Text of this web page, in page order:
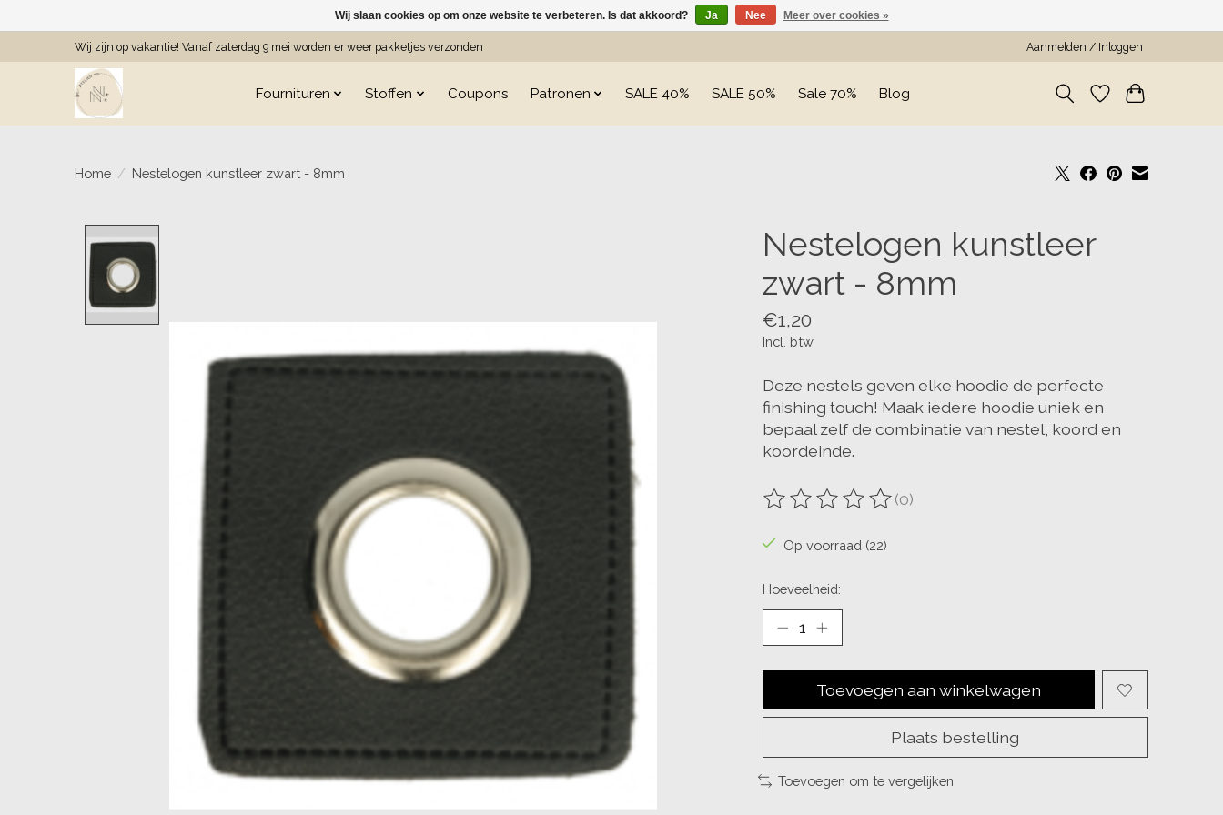
Wij zijn op vakantie! Vanaf zaterdag 9 mei worden er weer pakketjes verzonden Aanmelden / Inloggen
Fournituren Stoffen Coupons Patronen SALE 40% SALE 50% Sale 70% Blog
Home / Nestelogen kunstleer zwart - 8mm
Nestelogen kunstleer
zwart - 8mm
€1,20
Incl. btw
Deze nestels geven elke hoodie de perfecte
finishing touch! Maak iedere hoodie uniek en
bepaal zelf de combinatie van nestel, koord en
koordeinde.
De beoordeling van dit product is
(0)
Op voorraad (22)
Hoeveelheid:
Toevoegen aan winkelwagen
Plaats bestelling
Toevoegen om te vergelijken
Wij slaan cookies op om onze website te verbeteren. Is dat akkoord? Ja Nee Meer over cookies »